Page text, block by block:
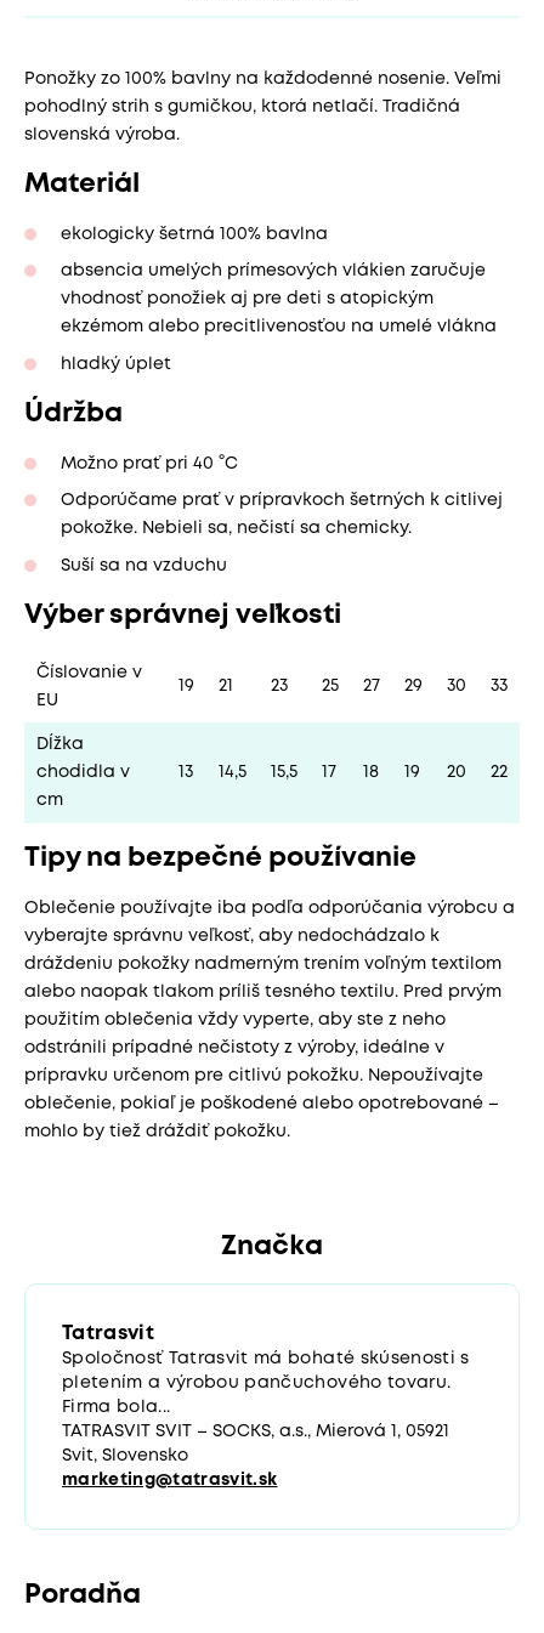
Ponožky zo 100% bavlny na každodenné nosenie. Veľmi
pohodlný strih s gumičkou, ktorá netlačí. Tradičná
slovenská výroba.
Materiál
ekologicky šetrná 100% bavlna
absencia umelých prímesových vlákien zaručuje
vhodnosť ponožiek aj pre deti s atopickým
ekzémom alebo precitlivenosťou na umelé vlákna
hladký úplet
Údržba
Možno prať pri 40 °C
Odporúčame prať v prípravkoch šetrných k citlivej
pokožke. Nebieli sa, nečistí sa chemicky.
Suší sa na vzduchu
Výber správnej veľkosti
Číslovanie v
EU
19 21 23 25 27 29 30 33
Dĺžka
chodidla v
cm
13 14,5 15,5 17 18 19 20 22
Tipy na bezpečné používanie
Oblečenie používajte iba podľa odporúčania výrobcu a
vyberajte správnu veľkosť, aby nedochádzalo k
dráždeniu pokožky nadmerným trením voľným textilom
alebo naopak tlakom príliš tesného textilu. Pred prvým
použitím oblečenia vždy vyperte, aby ste z neho
odstránili prípadné nečistoty z výroby, ideálne v
prípravku určenom pre citlivú pokožku. Nepoužívajte
oblečenie, pokiaľ je poškodené alebo opotrebované –
mohlo by tiež dráždiť pokožku.
Značka
Tatrasvit
Spoločnosť Tatrasvit má bohaté skúsenosti s
pletením a výrobou pančuchového tovaru.
Firma bola...
TATRASVIT SVIT – SOCKS, a.s., Mierová 1, 05921
Svit, Slovensko
marketing@tatrasvit.sk
Poradňa